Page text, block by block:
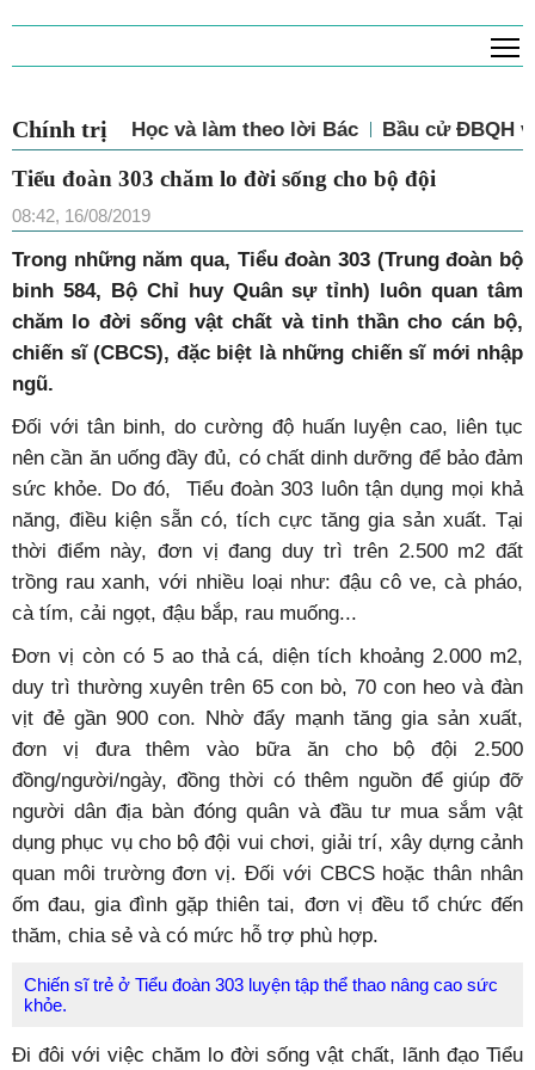
Chính trị Học và làm theo lời Bác Bầu cử ĐBQH
Tiểu đoàn 303 chăm lo đời sống cho bộ đội
08:42, 16/08/2019
Trong những năm qua, Tiểu đoàn 303 (Trung đoàn bộ
binh 584, Bộ Chỉ huy Quân sự tỉnh) luôn quan tâm
chăm lo đời sống vật chất và tinh thần cho cán bộ,
chiến sĩ (CBCS), đặc biệt là những chiến sĩ mới nhập
ngũ.
Đối với tân binh, do cường độ huấn luyện cao, liên tục
nên cần ăn uống đầy đủ, có chất dinh dưỡng để bảo đảm
sức khỏe. Do đó, Tiểu đoàn 303 luôn tận dụng mọi khả
năng, điều kiện sẵn có, tích cực tăng gia sản xuất. Tại
thời điểm này, đơn vị đang duy trì trên 2.500 m2 đất
trồng rau xanh, với nhiều loại như: đậu cô ve, cà pháo,
cà tím, cải ngọt, đậu bắp, rau muống...
Đơn vị còn có 5 ao thả cá, diện tích khoảng 2.000 m2,
duy trì thường xuyên trên 65 con bò, 70 con heo và đàn
vịt đẻ gần 900 con. Nhờ đẩy mạnh tăng gia sản xuất,
đơn vị đưa thêm vào bữa ăn cho bộ đội 2.500
đồng/người/ngày, đồng thời có thêm nguồn để giúp đỡ
người dân địa bàn đóng quân và đầu tư mua sắm vật
dụng phục vụ cho bộ đội vui chơi, giải trí, xây dựng cảnh
quan môi trường đơn vị. Đối với CBCS hoặc thân nhân
ốm đau, gia đình gặp thiên tai, đơn vị đều tổ chức đến
thăm, chia sẻ và có mức hỗ trợ phù hợp.
Chiến sĩ trẻ ở Tiểu đoàn 303 luyện tập thể thao nâng cao sức
khỏe.
Đi đôi với việc chăm lo đời sống vật chất, lãnh đạo Tiểu